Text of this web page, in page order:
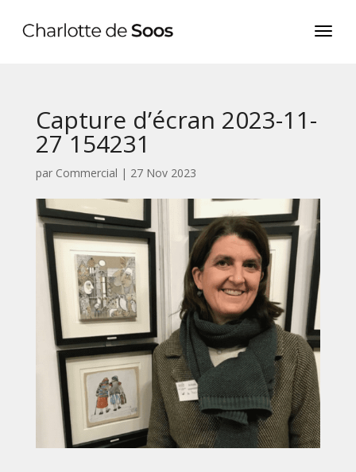
Capture d’écran 2023-11-
27 154231
par Commercial | 27 Nov 2023